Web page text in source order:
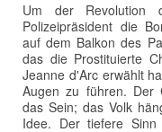
Um der Revolution
Polizeipräsident die
auf dem Balkon des
das die Prostituierte
Jeanne d'Arc erwählt
Augen zu führen. Der
das Sein; das Volk
Idee. Der tiefere Sinn